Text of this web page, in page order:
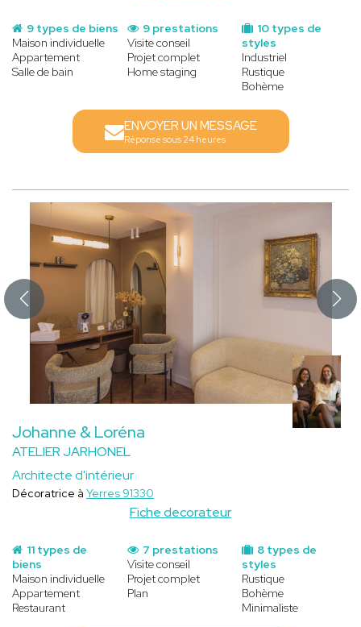
9 types de biens
Maison individuelle
Appartement
Salle de bain
10 types de
styles
Industriel
Rustique
Bohème
9 prestations
Visite conseil
Projet complet
Home staging
ENVOYER UN MESSAGE
Réponse sous 24 heures
Johanne & Loréna
ATELIER JARHONEL
Architecte d'intérieur
Fiche decorateur
Décoratrice à Yerres 91330
11 types de
biens
Maison individuelle
Appartement
Restaurant
8 types de
styles
Rustique
Bohème
Minimaliste
7 prestations
Visite conseil
Projet complet
Plan